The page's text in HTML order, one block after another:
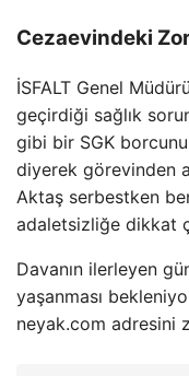
Cezaevindeki
İSFALT Genel
geçirdiği sağlık
gibi bir SGK
diyerek görevinden
Aktaş serbestken
adaletsizliğe dikkat
Davanın ilerleyen
yaşanması
neyak.com adresini